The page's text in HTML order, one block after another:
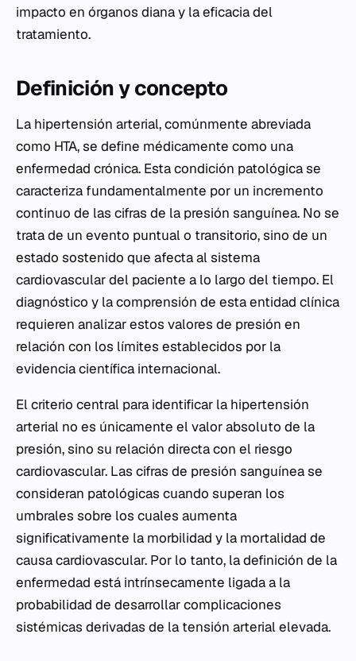
impacto en órganos diana y la eficacia del
tratamiento.
Definición y concepto
La hipertensión arterial, comúnmente abreviada
como HTA, se define médicamente como una
enfermedad crónica. Esta condición patológica se
caracteriza fundamentalmente por un incremento
continuo de las cifras de la presión sanguínea. No se
trata de un evento puntual o transitorio, sino de un
estado sostenido que afecta al sistema
cardiovascular del paciente a lo largo del tiempo. El
diagnóstico y la comprensión de esta entidad clínica
requieren analizar estos valores de presión en
relación con los límites establecidos por la
evidencia científica internacional.
El criterio central para identificar la hipertensión
arterial no es únicamente el valor absoluto de la
presión, sino su relación directa con el riesgo
cardiovascular. Las cifras de presión sanguínea se
consideran patológicas cuando superan los
umbrales sobre los cuales aumenta
significativamente la morbilidad y la mortalidad de
causa cardiovascular. Por lo tanto, la definición de la
enfermedad está intrínsecamente ligada a la
probabilidad de desarrollar complicaciones
sistémicas derivadas de la tensión arterial elevada.